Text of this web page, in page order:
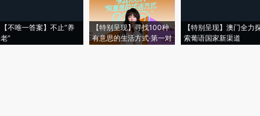
【不唯一答案】不止“养
老”
【特别呈现】寻找100种
有意思的生活方式·第一对
【特别呈现】澳门全力
索葡语国家新渠道